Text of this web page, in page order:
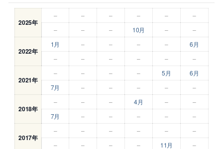
2025年
– – – – –
–
–
– – 10月 – –
2022年
1月 – – – –
6月
–
– – – – –
2021年
– – – – 5月
6月
7月
– – – – –
2018年
– – – 4月 –
–
7月
– – – – –
2017年
– – – – –
–
–
– – – 11月 –